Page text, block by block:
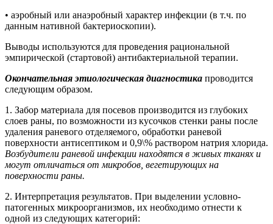
• аэробный или анаэробный характер инфекции (в т.ч. по
данным нативной бактериоскопии).
Выводы используются для проведения рациональной
эмпирической (стартовой) антибактериальной терапии.
Окончательная этиологическая диагностика проводится
следующим образом.
1. Забор материала для посевов производится из глубоких
слоев раны, по возможности из кусочков стенки раны после
удаления раневого отделяемого, обработки раневой
поверхности антисептиком и 0,9\% раствором натрия хлорида.
Возбудители раневой инфекции находятся в живых тканях и
могут отличаться от микробов, вегетирующих на
поверхности раны.
2. Интерпретация результатов. При выделении условно-
патогенных микроорганизмов, их необходимо отнести к
одной из следующих категорий: